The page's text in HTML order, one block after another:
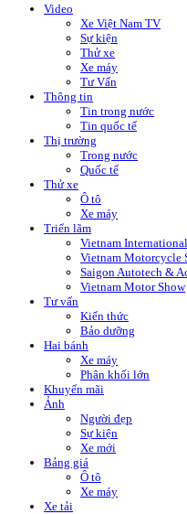
Video
Xe Việt Nam TV
Sự kiện
Thử xe
Xe máy
Tư Vấn
Thông tin
Tin trong nước
Tin quốc tế
Thị trường
Trong nước
Quốc tế
Thử xe
Ô tô
Xe máy
Triển lãm
Vietnam
Vietnam Motorcycle
Saigon Autotech &
Vietnam Motor Show
Tư vấn
Kiến thức
Bảo dưỡng
Hai bánh
Xe máy
Phân khối lớn
Khuyến mãi
Ảnh
Người đẹp
Sự kiện
Xe mới
Bảng giá
Ô tô
Xe máy
Xe tải